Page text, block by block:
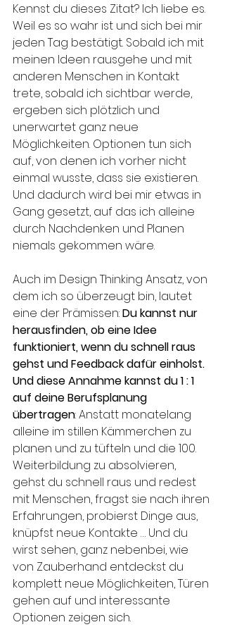
Kennst du dieses Zitat? Ich liebe es.
Weil es so wahr ist und sich bei mir
jeden Tag bestätigt. Sobald ich mit
meinen Ideen rausgehe und mit
anderen Menschen in Kontakt
trete, sobald ich sichtbar werde,
ergeben sich plötzlich und
unerwartet ganz neue
Möglichkeiten. Optionen tun sich
auf, von denen ich vorher nicht
einmal wusste, dass sie existieren.
Und dadurch wird bei mir etwas in
Gang gesetzt, auf das ich alleine
durch Nachdenken und Planen
niemals gekommen wäre.
Auch im Design Thinking Ansatz, von
dem ich so überzeugt bin, lautet
eine der Prämissen: Du kannst nur
herausfinden, ob eine Idee
funktioniert, wenn du schnell raus
gehst und Feedback dafür einholst.
Und diese Annahme kannst du 1 : 1
auf deine Berufsplanung
übertragen: Anstatt monatelang
alleine im stillen Kämmerchen zu
planen und zu tüfteln und die 100.
Weiterbildung zu absolvieren,
gehst du schnell raus und redest
mit Menschen, fragst sie nach ihren
Erfahrungen, probierst Dinge aus,
knüpfst neue Kontakte … Und du
wirst sehen, ganz nebenbei, wie
von Zauberhand entdeckst du
komplett neue Möglichkeiten, Türen
gehen auf und interessante
Optionen zeigen sich.